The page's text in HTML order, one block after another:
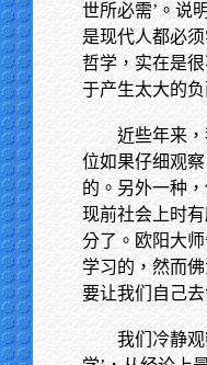
世所必需’。说
是现代人都必
哲学，实在是
于产生太大的负
近些年来
位如果仔细观
的。另外一种
现前社会上时
分了。欧阳大
学习的，然而
要让我们自己
我们冷静观